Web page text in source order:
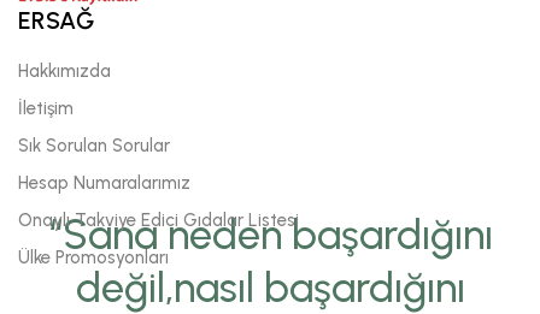
“Sana neden başardığını
değil,nasıl başardığını
ERSAĞ
Hakkımızda
İletişim
Sık Sorulan Sorular
Hesap Numaralarımız
Onaylı Takviye Edici Gıdalar Listesi
Ülke Promosyonları